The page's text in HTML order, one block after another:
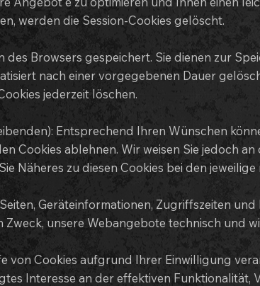
werden die Session-Cookies gelöscht.
des Browsers gespeichert. Sie dienen zur
nach einer vorgegebenen Dauer
jederzeit löschen.
Entsprechend Ihren Wünschen
Cookies ablehnen. Wir weisen Sie jedoch
Näheres zu diesen Cookies bei den
Geräteinformationen, Zugriffszeiten und
unsere Webangebote technisch und
Cookies aufgrund Ihrer Einwilligung
Interesse an der effektiven